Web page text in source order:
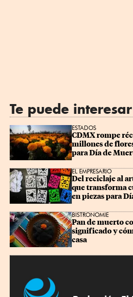
Te puede interesar
ESTADOS
CDMX rompe
millones de
para Día de
EL EMPRESARIO
Del reciclaje al
que transforma
en piezas para
BISTRONOMIE
Pan de muerto
significado y
casa